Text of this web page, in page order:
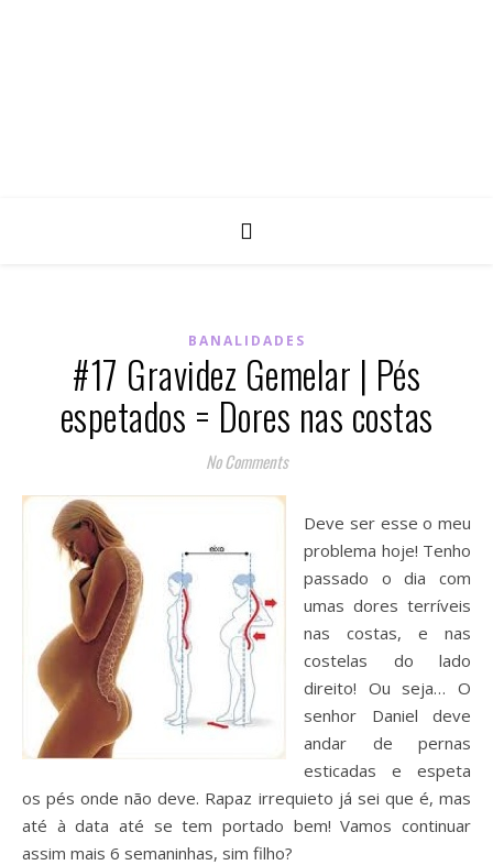
BANALIDADES
#17 Gravidez Gemelar | Pés
espetados = Dores nas costas
No Comments
Deve ser esse o meu
problema hoje! Tenho
passado o dia com
umas dores terríveis
nas costas, e nas
costelas do lado
direito! Ou seja… O
senhor Daniel deve
andar de pernas
esticadas e espeta
os pés onde não deve. Rapaz irrequieto já sei que é, mas
até à data até se tem portado bem! Vamos continuar
assim mais 6 semaninhas, sim filho?